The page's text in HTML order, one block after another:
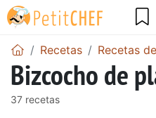
Recetas Recetas
Bizcocho de
37 recetas